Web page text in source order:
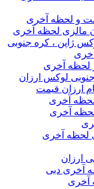
و لحظه آخری
مالزی لحظه آخری
ژاپن ، کره جنوبی
لحظه آخری
لوکس ارزان
ارزان قیمت
لحظه آخری
لحظه آخری
لحظه آخری
ارزان
آخری دبی
آخری